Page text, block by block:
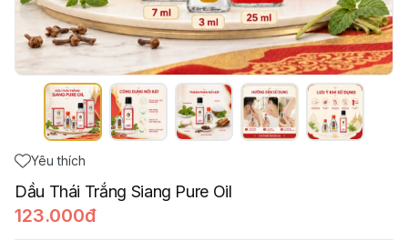
Yêu thích
Dầu Thái Trắng Siang Pure Oil
123.000đ